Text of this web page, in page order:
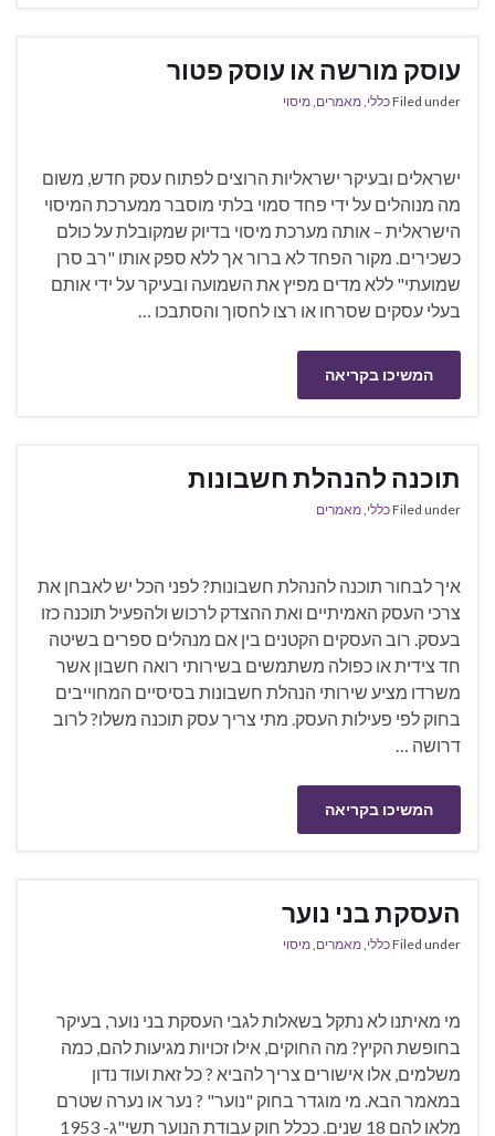
עוסק מורשה או עוסק פטור
Filed underכללי,מאמרים,מיסוי
ישראלים ובעיקר ישראליות הרוצים לפתוח עסק חדש, משום
מה מנוהלים על ידי פחד סמוי בלתי מוסבר ממערכת המיסוי
הישראלית – אותה מערכת מיסוי בדיוק שמקובלת על כולם
כשכירים. מקור הפחד לא ברור אך ללא ספק אותו "רב סרן
שמועתי" ללא מדים מפיץ את השמועה ובעיקר על ידי אותם
בעלי עסקים שסרחו או רצו לחסוך והסתבכו …
המשיכו בקריאה
תוכנה להנהלת חשבונות
Filed underכללי,מאמרים
איך לבחור תוכנה להנהלת חשבונות? לפני הכל יש לאבחן את
צרכי העסק האמיתיים ואת ההצדק לרכוש ולהפעיל תוכנה כזו
בעסק. רוב העסקים הקטנים בין אם מנהלים ספרים בשיטה
חד צידית או כפולה משתמשים בשירותי רואה חשבון אשר
משרדו מציע שירותי הנהלת חשבונות בסיסיים המחוייבים
בחוק לפי פעילות העסק. מתי צריך עסק תוכנה משלו? לרוב
דרושה …
המשיכו בקריאה
העסקת בני נוער
Filed underכללי,מאמרים,מיסוי
מי מאיתנו לא נתקל בשאלות לגבי העסקת בני נוער, בעיקר
בחופשת הקיץ? מה החוקים, אילו זכויות מגיעות להם, כמה
משלמים, אלו אישורים צריך להביא ? כל זאת ועוד נדון
במאמר הבא. מי מוגדר בחוק "נוער" ? נער או נערה שטרם
מלאו להם 18 שנים. ככלל חוק עבודת הנוער תשי"ג- 1953